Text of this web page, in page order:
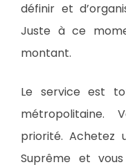
définir et
Juste à ce
montant.
Le service est
métropolitaine.
priorité. Achetez
Suprême et